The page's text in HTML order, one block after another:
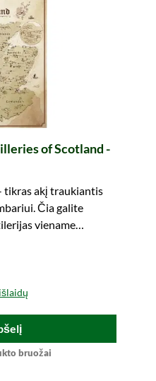
of Scotland -
tikras akį traukiantis
Čia galite
viename
bruožai